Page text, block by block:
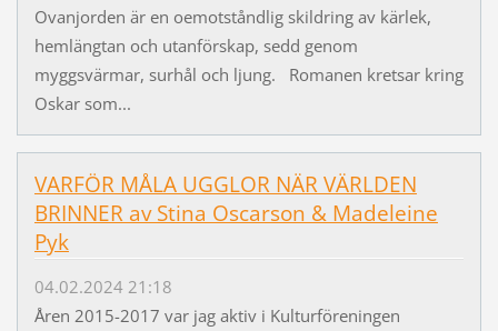
Ovanjorden är en oemotståndlig skildring av kärlek,
hemlängtan och utanförskap, sedd genom
myggsvärmar, surhål och ljung. Romanen kretsar kring
Oskar som...
VARFÖR MÅLA UGGLOR NÄR VÄRLDEN
BRINNER av Stina Oscarson & Madeleine
Pyk
04.02.2024 21:18
Åren 2015-2017 var jag aktiv i Kulturföreningen